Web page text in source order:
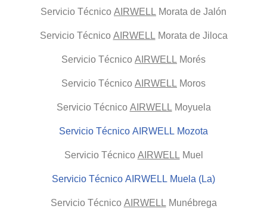
Servicio Técnico AIRWELL Morata de Jalón
Servicio Técnico AIRWELLMorata de Jiloca
Servicio Técnico AIRWELL Morés
Servicio Técnico AIRWELL Moros
Servicio Técnico AIRWELLMoyuela
Servicio Técnico AIRWELL Mozota
Servicio Técnico AIRWELLMuel
Servicio Técnico AIRWELL Muela (La)
Servicio Técnico AIRWELLMunébrega